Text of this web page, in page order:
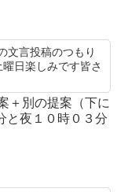
文言投稿のつもり
日楽しみです皆さ
＋別の提案（下に
夜１０時０３分